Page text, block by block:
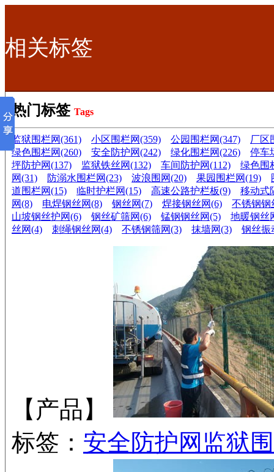
相关标签
热门标签 Tags
监狱围栏网(361) 小区围栏网(359) 公园围栏网(347)
厂区
绿色围栏网(260)
安全防护网(242) 绿化围栏网(226)
停车
坪防护网(137)
监狱铁丝网(132) 车间防护网(112)
绿色围
网(31)
防溺水围栏网(23) 波浪围网(20) 果园围栏网(19)
道围栏网(15)
临时护栏网(15) 高速公路护栏板(9)
移动式
网(8)
电焊钢丝网(8) 钢丝网(7) 焊接钢丝网(6)
不锈钢钢
山坡钢丝护网(6)
钢丝矿筛网(6) 锰钢钢丝网(5)
地暖钢丝
丝网(4)
刺绳钢丝网(4) 不锈钢筛网(3) 抹墙网(3) 钢丝振
【产品】
标签： 安全防护网 监狱